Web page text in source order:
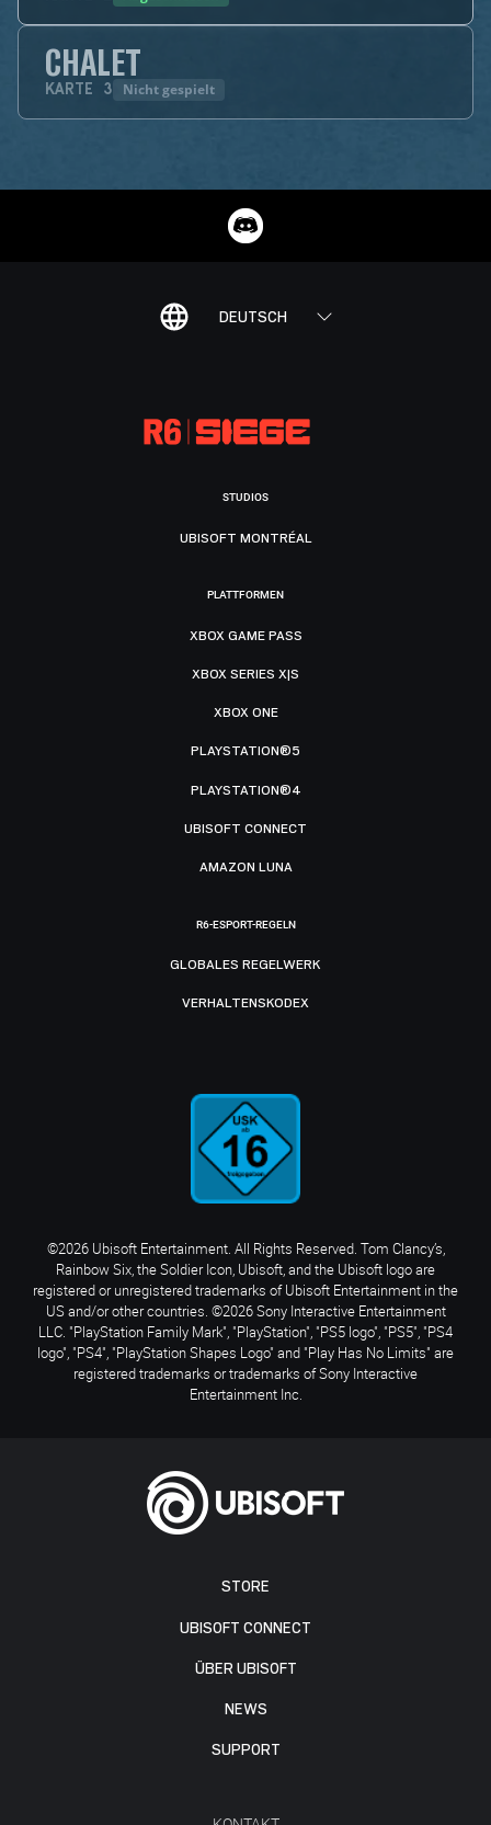
CHALET
KARTE 3 Nicht gespielt
DEUTSCH
STORE
UBISOFT CONNECT
ÜBER UBISOFT
NEWS
SUPPORT
STUDIOS
UBISOFT MONTRÉAL
PLATTFORMEN
XBOX GAME PASS
XBOX SERIES X|S
XBOX ONE
PLAYSTATION®5
PLAYSTATION®4
UBISOFT CONNECT
AMAZON LUNA
R6-ESPORT-REGELN
GLOBALES REGELWERK
VERHALTENSKODEX
©2026 Ubisoft Entertainment. All Rights Reserved. Tom Clancy’s,
Rainbow Six, the Soldier Icon, Ubisoft, and the Ubisoft logo are
registered or unregistered trademarks of Ubisoft Entertainment in the
US and/or other countries. ©2026 Sony Interactive Entertainment
LLC. "PlayStation Family Mark", "PlayStation", "PS5 logo", "PS5", "PS4
logo", "PS4", "PlayStation Shapes Logo" and "Play Has No Limits" are
registered trademarks or trademarks of Sony Interactive
Entertainment Inc.